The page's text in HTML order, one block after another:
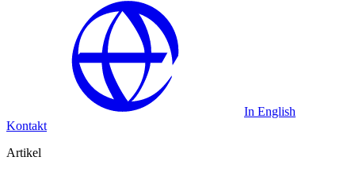
In English
Kontakt
Artikel